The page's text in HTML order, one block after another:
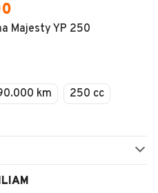
Majesty YP 250
km
250 cc